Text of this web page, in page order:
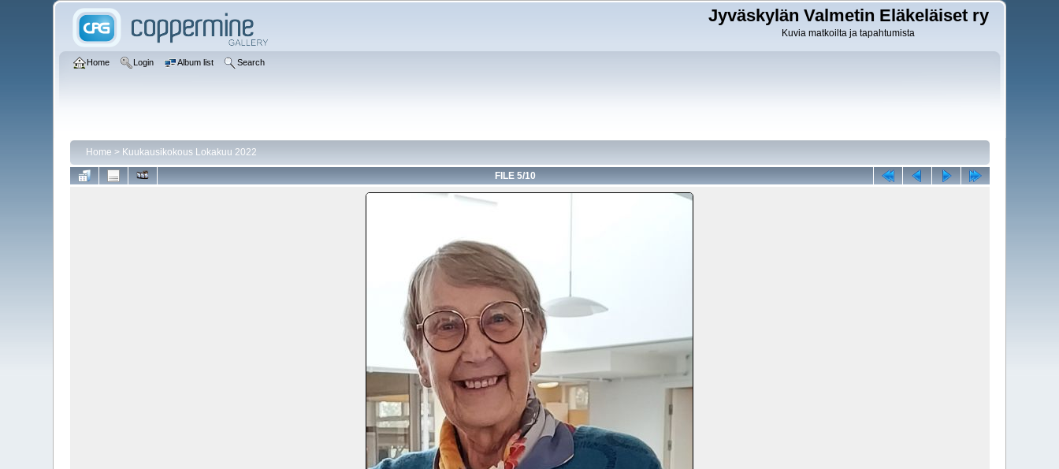
Jyväskylän Valmetin Eläkeläiset ry
Kuvia matkoilta ja tapahtumista
Home Login Album list Search
Home > Kuukausikokous Lokakuu 2022
FILE 5/10